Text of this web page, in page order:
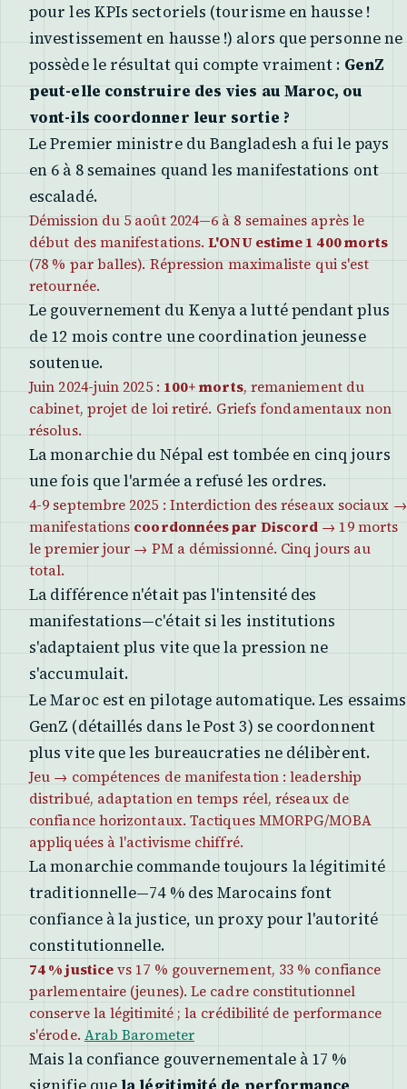
pour les KPIs sectoriels (tourisme en hausse !
investissement en hausse !) alors que personne ne
possède le résultat qui compte vraiment : GenZ
peut-elle construire des vies au Maroc, ou
vont-ils coordonner leur sortie ?
Le Premier ministre du Bangladesh a fui le pays
en 6 à 8 semaines quand les manifestations ont
escaladé.
Démission du 5 août 2024—6 à 8 semaines après le
début des manifestations.L'ONU estime 1 400 morts
(78 % par balles). Répression maximaliste qui s'est
retournée.
Le gouvernement du Kenya a lutté pendant plus
de 12 mois contre une coordination jeunesse
soutenue.
Juin 2024-juin 2025 : 100+ morts, remaniement du
cabinet, projet de loi retiré. Griefs fondamentaux non
résolus.
La monarchie du Népal est tombée en cinq jours
une fois que l'armée a refusé les ordres.
4-9 septembre 2025 : Interdiction des réseaux sociaux →
manifestations coordonnées par Discord → 19 morts
le premier jour → PM a démissionné. Cinq jours au
total.
La différence n'était pas l'intensité des
manifestations—c'était si les institutions
s'adaptaient plus vite que la pression ne
s'accumulait.
Le Maroc est en pilotage automatique. Les essaims
GenZ (détaillés dans le Post 3) se coordonnent
plus vite que les bureaucraties ne délibèrent.
Jeu → compétences de manifestation : leadership
distribué, adaptation en temps réel, réseaux de
confiance horizontaux. Tactiques MMORPG/MOBA
appliquées à l'activisme chiffré.
La monarchie commande toujours la légitimité
traditionnelle—74 % des Marocains font
confiance à la justice, un proxy pour l'autorité
constitutionnelle.
74 % justicevs 17 % gouvernement, 33 % confiance
parlementaire (jeunes). Le cadre constitutionnel
conserve la légitimité ; la crédibilité de performance
s'érode. Arab Barometer
Mais la confiance gouvernementale à 17 %